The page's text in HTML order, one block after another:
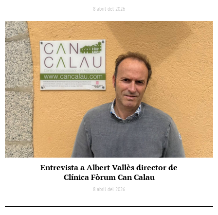
8 abril del 2026
Entrevista a Albert Vallès director de
Clínica Fòrum Can Calau
8 abril del 2026